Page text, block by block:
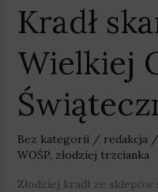
Kradł
Wielkiej
Bez kategorii/ redakcja /
WOŚP, złodziej trzcianka
Złodziej kradł ze